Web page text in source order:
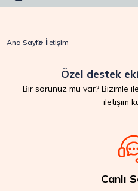
Ana Sayfa İletişim
Özel destek
Bir sorunuz mu var? Bizimle
iletişim
Canlı